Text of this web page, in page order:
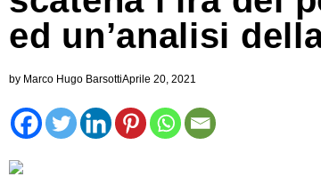
ed un’analisi
by Marco Hugo BarsottiAprile 20, 2021